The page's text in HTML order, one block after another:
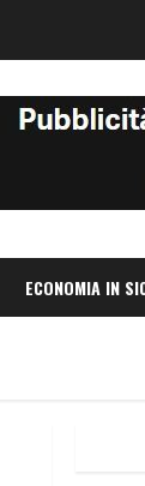
ECONOMIA IN